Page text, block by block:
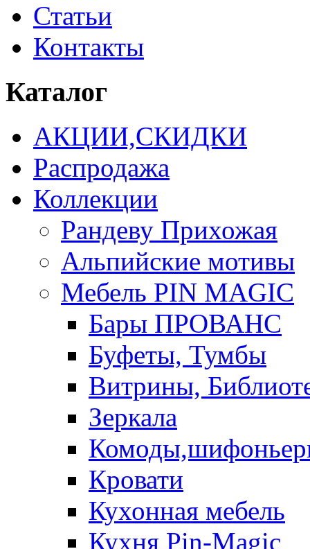
Статьи
Контакты
Каталог
АКЦИИ,СКИДКИ
Распродажа
Коллекции
Рандеву Прихожая
Альпийские мотивы
Мебель PIN MAGIС
Бары ПРОВАНС
Буфеты, Тумбы
Витрины,
Зеркала
Кровати
Кухонная мебель
Кухня Pin-Magic